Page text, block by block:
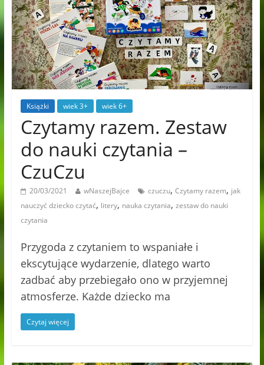
Książki wiek 3+ wiek 6+
Czytamy razem. Zestaw
do nauki czytania –
CzuCzu
20/03/2021 wNaszejBajce czuczu, Czytamy razem, jak
nauczyć dziecko czytać, litery, nauka czytania, zestaw do nauki
czytania
Przygoda z czytaniem to wspaniałe i
ekscytujące wydarzenie, dlatego warto
zadbać aby przebiegało ono w przyjemnej
atmosferze. Każde dziecko ma
Czytaj więcej